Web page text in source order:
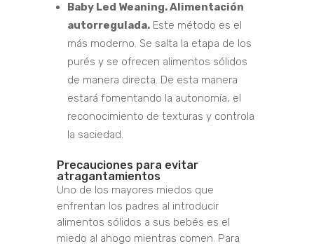
Baby Led Weaning. Alimentación
autorregulada.Este método es el
más moderno. Se salta la etapa de los
purés y se ofrecen alimentos sólidos
de manera directa. De esta manera
estará fomentando la autonomía, el
reconocimiento de texturas y controla
la saciedad.
Precauciones para evitar
atragantamientos
Uno de los mayores miedos que
enfrentan los padres al introducir
alimentos sólidos a sus bebés es el
miedo al ahogo mientras comen. Para